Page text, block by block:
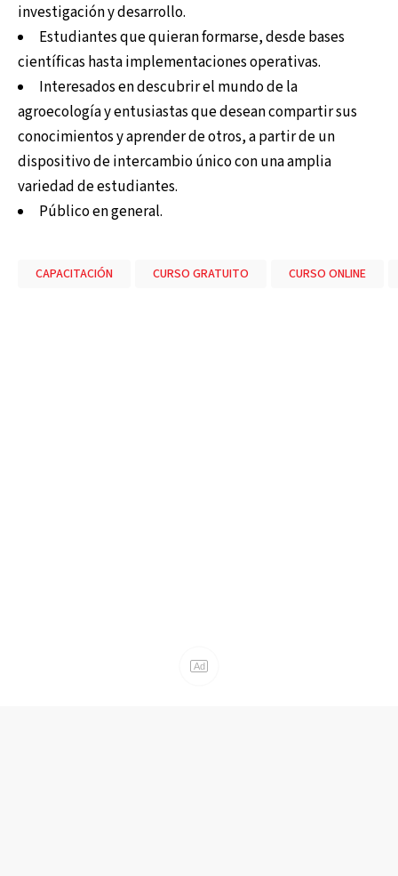
investigación y desarrollo.
Estudiantes que quieran formarse, desde bases
científicas hasta implementaciones operativas.
Interesados en descubrir el mundo de la
agroecología y entusiastas que desean compartir sus
conocimientos y aprender de otros, a partir de un
dispositivo de intercambio único con una amplia
variedad de estudiantes.
Público en general.
CAPACITACIÓN CURSO GRATUITO CURSO ONLINE